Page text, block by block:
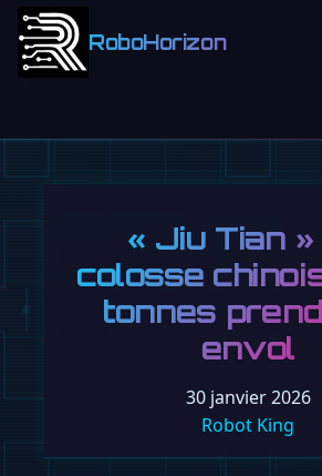
RoboHorizon
« Jiu Tian »
colosse
tonnes
envol
30 janvier 2026
Robot King